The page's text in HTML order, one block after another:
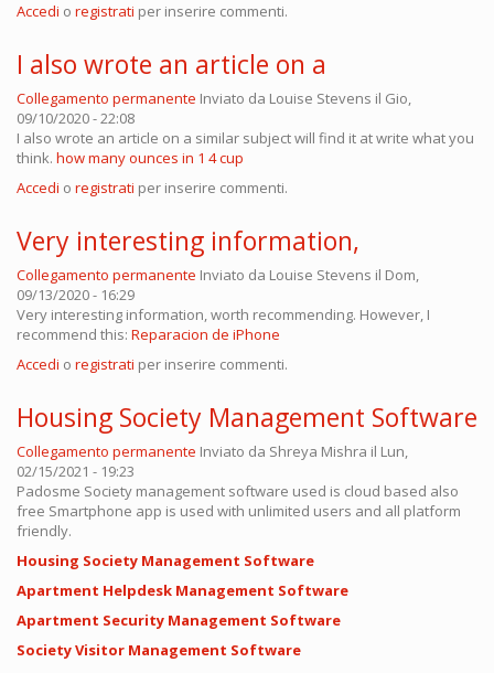
Accedi o registrati per inserire commenti.
I also wrote an article on a
Collegamento permanente Inviato da Louise Stevens il Gio,
09/10/2020 - 22:08
I also wrote an article on a similar subject will find it at write what you
think. how many ounces in 1 4 cup
Accedi o registrati per inserire commenti.
Very interesting information,
Collegamento permanente Inviato da Louise Stevens il Dom,
09/13/2020 - 16:29
Very interesting information, worth recommending. However, I
recommend this: Reparacion de iPhone
Accedi o registrati per inserire commenti.
Housing Society Management Software
Collegamento permanente Inviato da Shreya Mishra il Lun,
02/15/2021 - 19:23
Padosme Society management software used is cloud based also
free Smartphone app is used with unlimited users and all platform
friendly.
Housing Society Management Software
Apartment Helpdesk Management Software
Apartment Security Management Software
Society Visitor Management Software